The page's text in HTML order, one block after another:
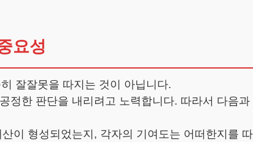
요성
잘잘못을 따지는 것이 아닙니다.
정한 판단을 내리려고 노력합니다. 따라서 다음
이 형성되었는지, 각자의 기여도는 어떠한지를